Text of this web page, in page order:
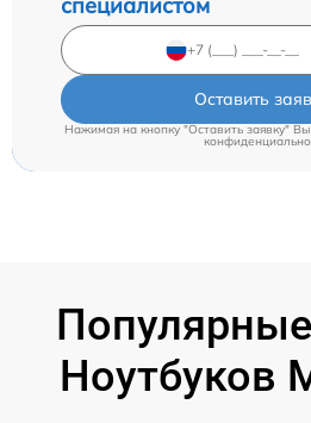
Оставить
Нажимая на кнопку "Оставить заявку"
Ноутбуков